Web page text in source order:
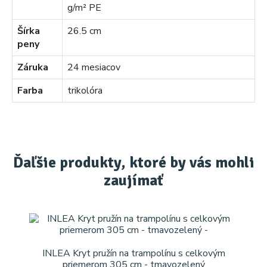
g/m² PE
Šírka
peny
26.5 cm
Záruka
24 mesiacov
Farba
trikolóra
Ďaľšie produkty, ktoré by vás mohli
zaujímať
INLEA Kryt pružín na trampolínu s celkovým